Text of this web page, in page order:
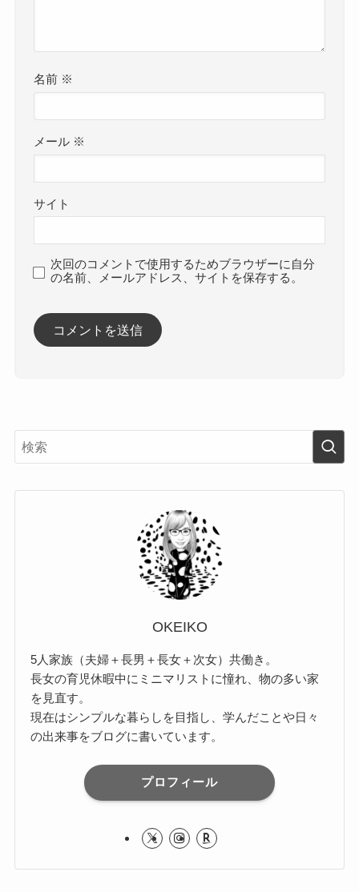
名前 ※
メール ※
サイト
次回のコメントで使用するためブラウザーに自分
の名前、メールアドレス、サイトを保存する。
OKEIKO
5人家族（夫婦＋長男＋長女＋次女）共働き。
長女の育児休暇中にミニマリストに憧れ、物の多い家
を見直す。
現在はシンプルな暮らしを目指し、学んだことや日々
の出来事をブログに書いています。
プロフィール